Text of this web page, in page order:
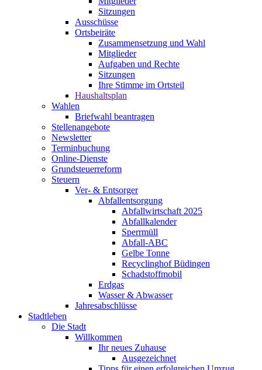
Sitzungen
Ausschüsse
Ortsbeiräte
Zusammensetzung und Wahl
Mitglieder
Aufgaben und Rechte
Sitzungen
Ihre Stimme im Ortsteil
Haushaltsplan
Wahlen
Briefwahl beantragen
Stellenangebote
Newsletter
Terminbuchung
Online-Dienste
Grundsteuerreform
Steuern
Ver- & Entsorger
Abfallentsorgung
Abfallwirtschaft 2025
Abfallkalender
Sperrmüll
Abfall-ABC
Gelbe Tonne
Recyclinghof Büdingen
Schadstoffmobil
Erdgas
Wasser & Abwasser
Jahresabschlüsse
Stadtleben
Die Stadt
Willkommen
Ihr neues Zuhause
Ausgezeichnet